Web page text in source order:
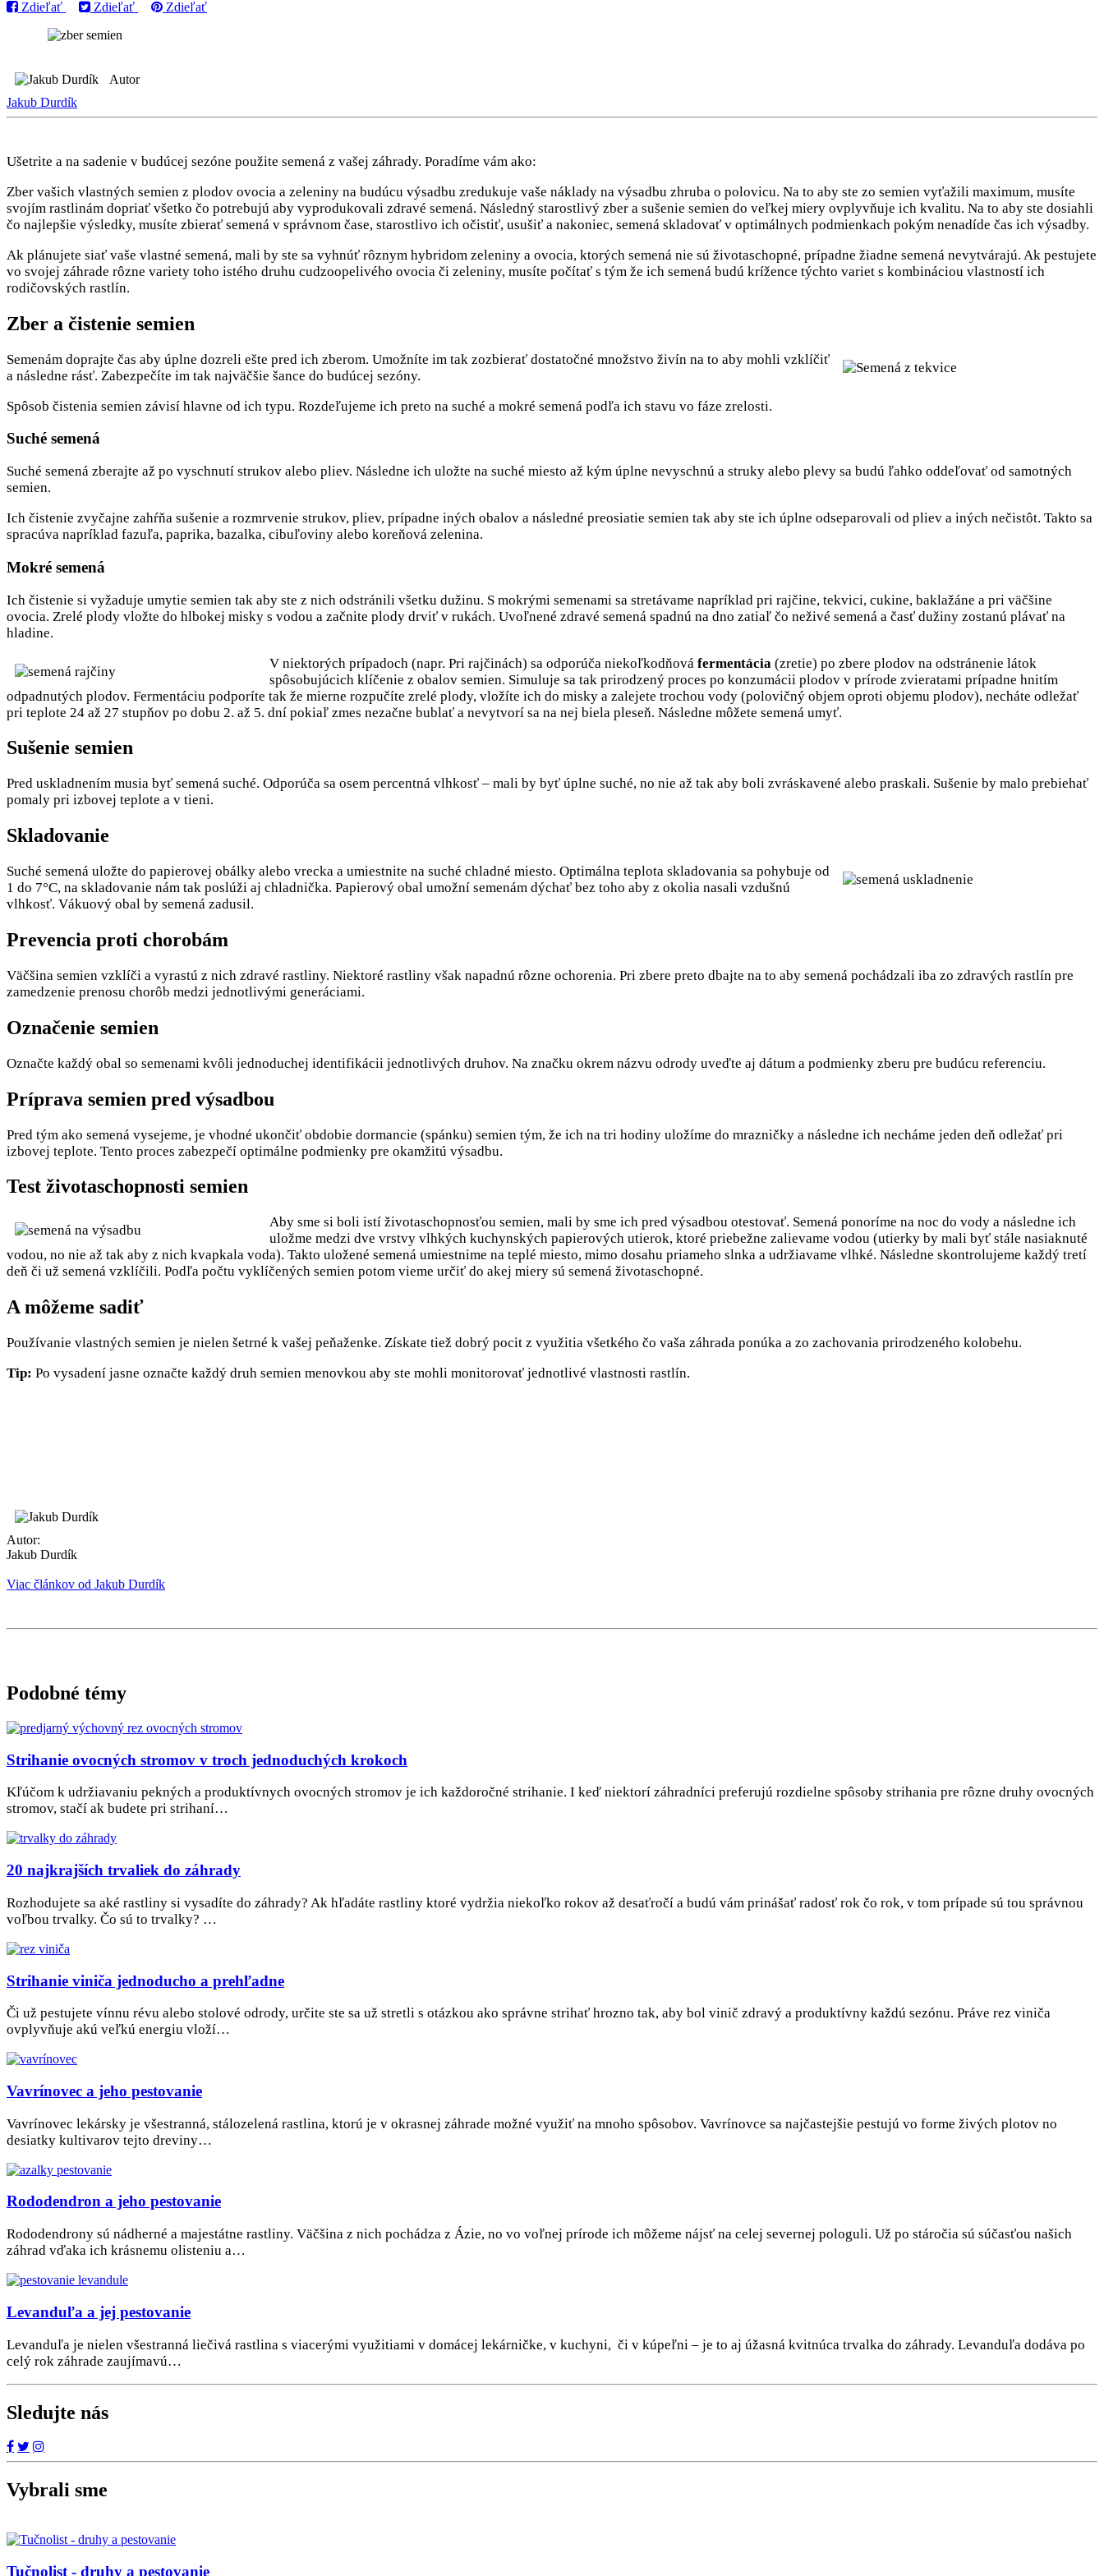
Zdieľať Zdieľať Zdieľať
Autor
Jakub Durdík
Ušetrite a na sadenie v budúcej sezóne použite semená z vašej záhrady. Poradíme vám ako:
Zber vašich vlastných semien z plodov ovocia a zeleniny na budúcu výsadbu zredukuje vaše náklady na výsadbu zhruba o polovicu. Na to aby ste zo semien vyťažili maximum, musíte
svojím rastlinám dopriať všetko čo potrebujú aby vyprodukovali zdravé semená. Následný starostlivý zber a sušenie semien do veľkej miery ovplyvňuje ich kvalitu. Na to aby ste dosiahli
čo najlepšie výsledky, musíte zbierať semená v správnom čase, starostlivo ich očistiť, usušiť a nakoniec, semená skladovať v optimálnych podmienkach pokým nenadíde čas ich výsadby.
Ak plánujete siať vaše vlastné semená, mali by ste sa vyhnúť rôznym hybridom zeleniny a ovocia, ktorých semená nie sú životaschopné, prípadne žiadne semená nevytvárajú. Ak pestujete
vo svojej záhrade rôzne variety toho istého druhu cudzoopelivého ovocia či zeleniny, musíte počítať s tým že ich semená budú krížence týchto variet s kombináciou vlastností ich
rodičovských rastlín.
Zber a čistenie semien
Semenám doprajte čas aby úplne dozreli ešte pred ich zberom. Umožníte im tak zozbierať dostatočné množstvo živín na to aby mohli vzklíčiť
a následne rásť. Zabezpečíte im tak najväčšie šance do budúcej sezóny.
Spôsob čistenia semien závisí hlavne od ich typu. Rozdeľujeme ich preto na suché a mokré semená podľa ich stavu vo fáze zrelosti.
Suché semená
Suché semená zberajte až po vyschnutí strukov alebo pliev. Následne ich uložte na suché miesto až kým úplne nevyschnú a struky alebo plevy sa budú ľahko oddeľovať od samotných
semien.
Ich čistenie zvyčajne zahŕňa sušenie a rozmrvenie strukov, pliev, prípadne iných obalov a následné preosiatie semien tak aby ste ich úplne odseparovali od pliev a iných nečistôt. Takto sa
spracúva napríklad fazuľa, paprika, bazalka, cibuľoviny alebo koreňová zelenina.
Mokré semená
Ich čistenie si vyžaduje umytie semien tak aby ste z nich odstránili všetku dužinu. S mokrými semenami sa stretávame napríklad pri rajčine, tekvici, cukine, baklažáne a pri väčšine
ovocia. Zrelé plody vložte do hlbokej misky s vodou a začnite plody drviť v rukách. Uvoľnené zdravé semená spadnú na dno zatiaľ čo neživé semená a časť dužiny zostanú plávať na
hladine.
V niektorých prípadoch (napr. Pri rajčinách) sa odporúča niekoľkodňová fermentácia (zretie) po zbere plodov na odstránenie látok
spôsobujúcich klíčenie z obalov semien. Simuluje sa tak prirodzený proces po konzumácii plodov v prírode zvieratami prípadne hnitím
odpadnutých plodov. Fermentáciu podporíte tak že mierne rozpučíte zrelé plody, vložíte ich do misky a zalejete trochou vody (polovičný objem oproti objemu plodov), necháte odležať
pri teplote 24 až 27 stupňov po dobu 2. až 5. dní pokiaľ zmes nezačne bublať a nevytvorí sa na nej biela pleseň. Následne môžete semená umyť.
Sušenie semien
Pred uskladnením musia byť semená suché. Odporúča sa osem percentná vlhkosť – mali by byť úplne suché, no nie až tak aby boli zvráskavené alebo praskali. Sušenie by malo prebiehať
pomaly pri izbovej teplote a v tieni.
Skladovanie
Suché semená uložte do papierovej obálky alebo vrecka a umiestnite na suché chladné miesto. Optimálna teplota skladovania sa pohybuje od
1 do 7°C, na skladovanie nám tak poslúži aj chladnička. Papierový obal umožní semenám dýchať bez toho aby z okolia nasali vzdušnú
vlhkosť. Vákuový obal by semená zadusil.
Prevencia proti chorobám
Väčšina semien vzklíči a vyrastú z nich zdravé rastliny. Niektoré rastliny však napadnú rôzne ochorenia. Pri zbere preto dbajte na to aby semená pochádzali iba zo zdravých rastlín pre
zamedzenie prenosu chorôb medzi jednotlivými generáciami.
Označenie semien
Označte každý obal so semenami kvôli jednoduchej identifikácii jednotlivých druhov. Na značku okrem názvu odrody uveďte aj dátum a podmienky zberu pre budúcu referenciu.
Príprava semien pred výsadbou
Pred tým ako semená vysejeme, je vhodné ukončiť obdobie dormancie (spánku) semien tým, že ich na tri hodiny uložíme do mrazničky a následne ich necháme jeden deň odležať pri
izbovej teplote. Tento proces zabezpečí optimálne podmienky pre okamžitú výsadbu.
Test životaschopnosti semien
Aby sme si boli istí životaschopnosťou semien, mali by sme ich pred výsadbou otestovať. Semená ponoríme na noc do vody a následne ich
uložme medzi dve vrstvy vlhkých kuchynských papierových utierok, ktoré priebežne zalievame vodou (utierky by mali byť stále nasiaknuté
vodou, no nie až tak aby z nich kvapkala voda). Takto uložené semená umiestnime na teplé miesto, mimo dosahu priameho slnka a udržiavame vlhké. Následne skontrolujeme každý tretí
deň či už semená vzklíčili. Podľa počtu vyklíčených semien potom vieme určiť do akej miery sú semená životaschopné.
A môžeme sadiť
Používanie vlastných semien je nielen šetrné k vašej peňaženke. Získate tiež dobrý pocit z využitia všetkého čo vaša záhrada ponúka a zo zachovania prirodzeného kolobehu.
Tip: Po vysadení jasne označte každý druh semien menovkou aby ste mohli monitorovať jednotlivé vlastnosti rastlín.
Autor:
Jakub Durdík
Viac článkov od Jakub Durdík
Podobné témy
Strihanie ovocných stromov v troch jednoduchých krokoch
Kľúčom k udržiavaniu pekných a produktívnych ovocných stromov je ich každoročné strihanie. I keď niektorí záhradníci preferujú rozdielne spôsoby strihania pre rôzne druhy ovocných
stromov, stačí ak budete pri strihaní…
20 najkrajších trvaliek do záhrady
Rozhodujete sa aké rastliny si vysadíte do záhrady? Ak hľadáte rastliny ktoré vydržia niekoľko rokov až desaťročí a budú vám prinášať radosť rok čo rok, v tom prípade sú tou správnou
voľbou trvalky. Čo sú to trvalky? …
Strihanie viniča jednoducho a prehľadne
Či už pestujete vínnu révu alebo stolové odrody, určite ste sa už stretli s otázkou ako správne strihať hrozno tak, aby bol vinič zdravý a produktívny každú sezónu. Práve rez viniča
ovplyvňuje akú veľkú energiu vloží…
Vavrínovec a jeho pestovanie
Vavrínovec lekársky je všestranná, stálozelená rastlina, ktorú je v okrasnej záhrade možné využiť na mnoho spôsobov. Vavrínovce sa najčastejšie pestujú vo forme živých plotov no
desiatky kultivarov tejto dreviny…
Rododendron a jeho pestovanie
Rododendrony sú nádherné a majestátne rastliny. Väčšina z nich pochádza z Ázie, no vo voľnej prírode ich môžeme nájsť na celej severnej pologuli. Už po stáročia sú súčasťou našich
záhrad vďaka ich krásnemu olisteniu a…
Levanduľa a jej pestovanie
Levanduľa je nielen všestranná liečivá rastlina s viacerými využitiami v domácej lekárničke, v kuchyni, či v kúpeľni – je to aj úžasná kvitnúca trvalka do záhrady. Levanduľa dodáva po
celý rok záhrade zaujímavú…
Sledujte nás
Vybrali sme
Tučnolist - druhy a pestovanie